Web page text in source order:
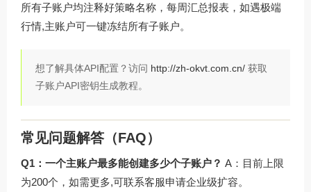
所有子账户均注释好策略名称，每周汇总报表，如遇极端
行情,主账户可一键冻结所有子账户。
想了解具体API配置？访问 http://zh-okvt.com.cn/ 获取
子账户API密钥生成教程。
常见问题解答（FAQ）
Q1：一个主账户最多能创建多少个子账户？ A：目前上限
为200个，如需更多,可联系客服申请企业级扩容。